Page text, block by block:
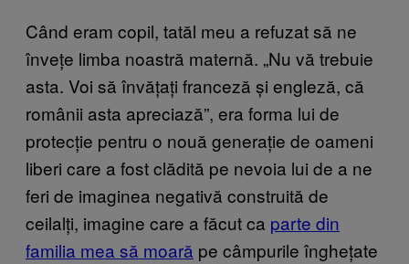
Când eram copil, tatăl meu a refuzat să ne
învețe limba noastră maternă. „Nu vă trebuie
asta. Voi să învățați franceză și engleză, că
românii asta apreciază”, era forma lui de
protecție pentru o nouă generație de oameni
liberi care a fost clădită pe nevoia lui de a ne
feri de imaginea negativă construită de
ceilalți, imagine care a făcut ca parte din
familia mea să moară pe câmpurile înghețate